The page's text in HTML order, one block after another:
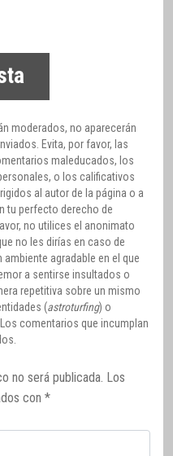
moderados, no aparecerán
Evita, por favor, las
maleducados, los
o los calificativos
al autor de la página o a
tu perfecto derecho de
no utilices el anonimato
no les dirías en caso de
agradable en el que
a sentirse insultados o
repetitiva sobre un mismo
(astroturfing) o
comentarios que incumplan
no será publicada. Los
con *